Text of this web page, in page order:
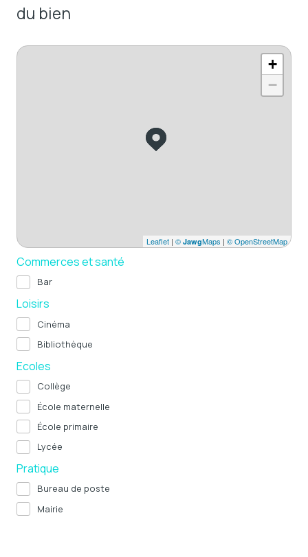
du bien
+
−
Leaflet | © JawgMaps | © OpenStreetMap
Commerces et santé
Bar
Loisirs
Cinéma
Bibliothèque
Ecoles
Collège
École maternelle
École primaire
Lycée
Pratique
Bureau de poste
Mairie